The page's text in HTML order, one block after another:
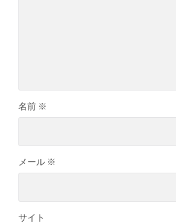
名前 ※
メール ※
サイト